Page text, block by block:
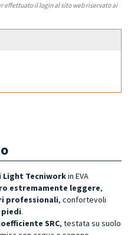
effettuato il login al sito web riservato ai
Tecniworkin EVA
estremamente leggere,
professionali, confortevoli
.
SRC, testata su suolo